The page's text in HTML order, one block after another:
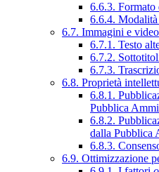
6.6.3. Formato
6.6.4.
6.7. Immagini e video
6.7.1. Testo
6.7.2.
6.7.3.
6.8. Proprietà
6.8.1.
Pubblica
6.8.2.
dalla Pubblica
6.8.3.
6.9. Ottimizzazione